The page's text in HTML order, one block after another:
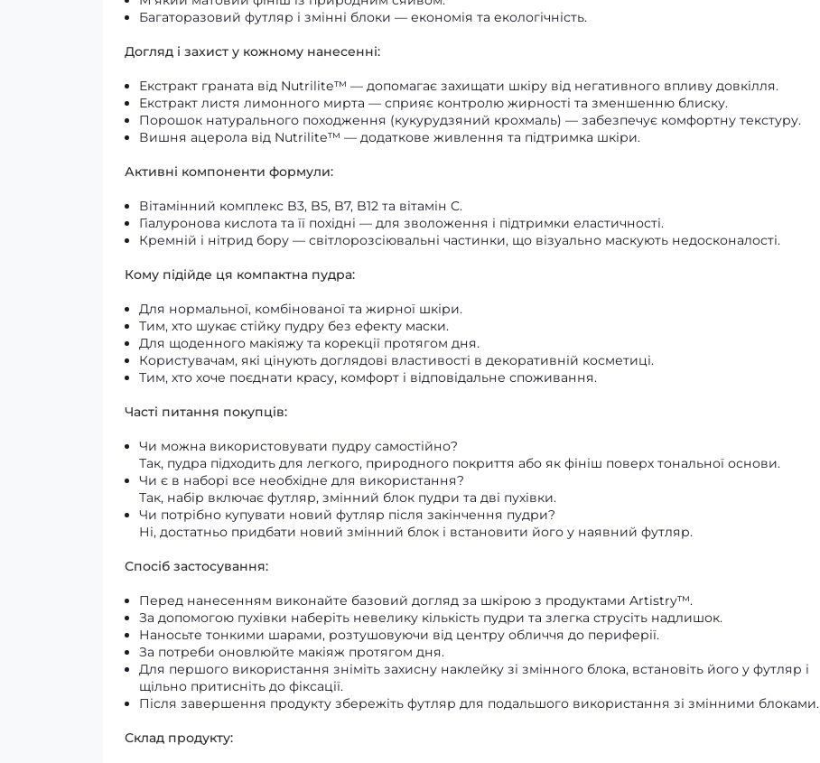
Багаторазовий футляр і змінні блоки — економія та екологічність.
Догляд і захист у кожному нанесенні:
Екстракт граната від Nutrilite™ — допомагає захищати шкіру від негативного впливу довкілля.
Екстракт листя лимонного мирта — сприяє контролю жирності та зменшенню блиску.
Порошок натурального походження (кукурудзяний крохмаль) — забезпечує комфортну текстуру.
Вишня ацерола від Nutrilite™ — додаткове живлення та підтримка шкіри.
Активні компоненти формули:
Вітамінний комплекс B3, B5, B7, B12 та вітамін C.
Гіалуронова кислота та її похідні — для зволоження і підтримки еластичності.
Кремній і нітрид бору — світлорозсіювальні частинки, що візуально маскують недосконалості.
Кому підійде ця компактна пудра:
Для нормальної, комбінованої та жирної шкіри.
Тим, хто шукає стійку пудру без ефекту маски.
Для щоденного макіяжу та корекції протягом дня.
Користувачам, які цінують доглядові властивості в декоративній косметиці.
Тим, хто хоче поєднати красу, комфорт і відповідальне споживання.
Часті питання покупців:
Чи можна використовувати пудру самостійно?
Так, пудра підходить для легкого, природного покриття або як фініш поверх тональної основи.
Чи є в наборі все необхідне для використання?
Так, набір включає футляр, змінний блок пудри та дві пухівки.
Чи потрібно купувати новий футляр після закінчення пудри?
Ні, достатньо придбати новий змінний блок і встановити його у наявний футляр.
Спосіб застосування:
Перед нанесенням виконайте базовий догляд за шкірою з продуктами Artistry™.
За допомогою пухівки наберіть невелику кількість пудри та злегка струсіть надлишок.
Наносьте тонкими шарами, розтушовуючи від центру обличчя до периферії.
За потреби оновлюйте макіяж протягом дня.
Для першого використання зніміть захисну наклейку зі змінного блока, встановіть його у футляр і
щільно притисніть до фіксації.
Після завершення продукту збережіть футляр для подальшого використання зі змінними блоками.
Склад продукту: